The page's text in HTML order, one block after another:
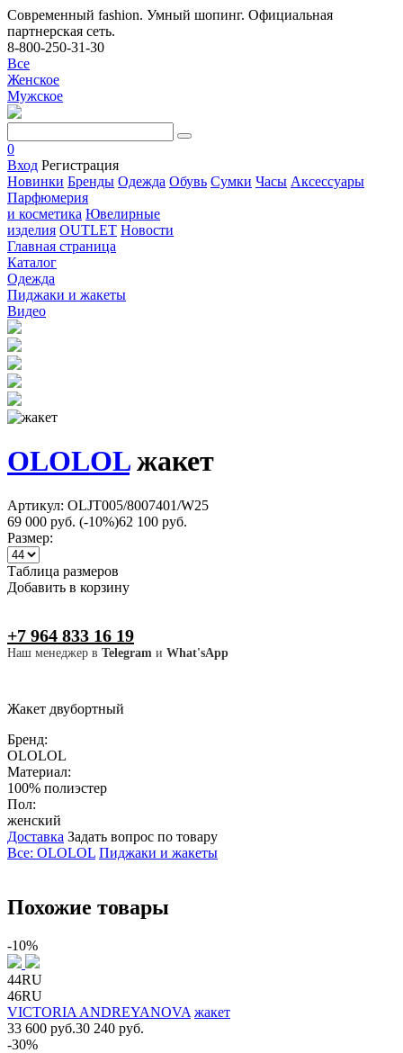
Современный fashion. Умный шопинг. Официальная
партнерская сеть.
8-800-250-31-30
Все
Женское
Мужское
0
Вход Регистрация
Новинки Бренды Одежда Обувь Сумки Часы Аксессуары
Парфюмерия
и косметика Ювелирные
изделия OUTLET Новости
Главная страница
Каталог
Одежда
Пиджаки и жакеты
Видео
OLOLOLжакет
Артикул: OLJT005/8007401/W25
69 000 руб. (-10%)62 100 руб.
Размер:
Таблица размеров
Добавить в корзину
+7 964 833 16 19
Наш менеджер в Telegram и What'sApp
Жакет двубортный
Бренд:
OLOLOL
Материал:
100% полиэстер
Пол:
женский
Доставка Задать вопрос по товару
Все: OLOLOL Пиджаки и жакеты
Похожие товары
-10%
44RU
46RU
VICTORIA ANDREYANOVA жакет
33 600 руб.30 240 руб.
-30%